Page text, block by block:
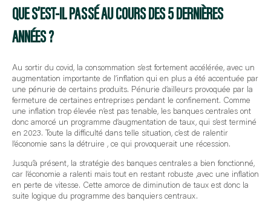
QUE S’EST-IL PASSÉ AU COURS DES 5 DERNIÈRES
ANNÉES ?
Au sortir du covid, la consommation s’est fortement accélérée, avec un
augmentation importante de l’inflation qui en plus a été accentuée par
une pénurie de certains produits. Pénurie d’ailleurs provoquée par la
fermeture de certaines entreprises pendant le confinement. Comme
une inflation trop élevée n’est pas tenable, les banques centrales ont
donc amorcé un programme d’augmentation de taux, qui s’est terminé
en 2023. Toute la difficulté dans telle situation, c’est de ralentir
l’économie sans la détruire , ce qui provoquerait une récession.
Jusqu’à présent, la stratégie des banques centrales a bien fonctionné,
car l’économie a ralenti mais tout en restant robuste ,avec une inflation
en perte de vitesse. Cette amorce de diminution de taux est donc la
suite logique du programme des banquiers centraux.